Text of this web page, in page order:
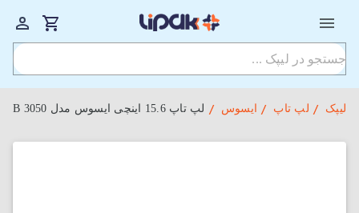
لیپک لپ تاپ ایسوس لپ‌ تاپ 15.6 اینچی ایسوس مدل TUF Gaming FX507ZC4-HN009 i5-16GB-512SSD-4GB 3050